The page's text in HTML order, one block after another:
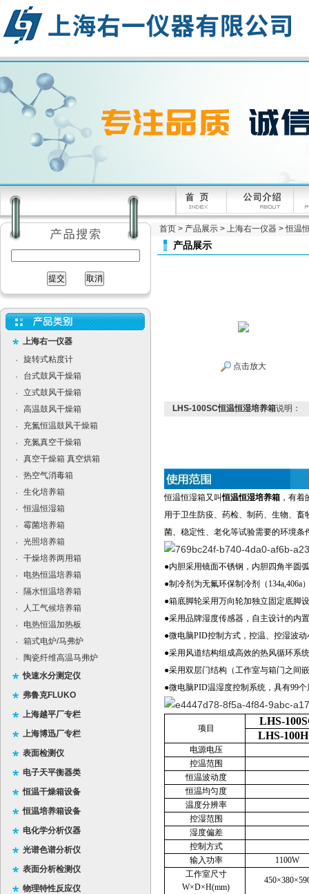
上海右一仪器
·
旋转式粘度计
·
台式鼓风干燥箱
·
立式鼓风干燥箱
·
高温鼓风干燥箱
·
充氮恒温鼓风干燥箱
·
充氮真空干燥箱
·
真空干燥箱 真空烘箱
·
热空气消毒箱
·
生化培养箱
·
恒温恒湿箱
·
霉菌培养箱
·
光照培养箱
·
干燥培养两用箱
·
电热恒温培养箱
·
隔水恒温培养箱
·
人工气候培养箱
·
电热恒温加热板
·
箱式电炉/马弗炉
·
陶瓷纤维高温马弗炉
快速水分测定仪
弗鲁克FLUKO
上海越平厂专栏
上海博迅厂专栏
表面检测仪
电子天平衡器类
恒温干燥箱设备
恒温培养箱设备
电化学分析仪器
光谱色谱分析仪
表面分析检测仪
物理特性反应仪
首页 > 产品展示 > 上海右一仪器 >恒温
产品展示
点击放大
LHS-100SC恒温恒湿培养箱说明：
恒温恒湿箱又叫恒温恒湿培养箱，有着
用于卫生防疫、药检、制药、生物、
菌、稳定性、老化等试验需要的环境条
●内胆采用镜面不锈钢，内胆四角半圆
●制冷剂为无氟环保制冷剂（
●箱底脚轮采用万向轮加独立固定底脚
●采用品牌湿度传感器，自主设计的内
●微电脑PID控制方式，控温、控湿波
●采用风道结构组成高效的热风循环系
●采用双层门结构（工作室与箱门之间
●微电脑PID温湿度控制系统，具有99
项目
LHS-
LHS-
电源电压
控温范围
恒温波动度
恒温均匀度
温度分辨率
控湿范围
湿度偏差
控制方式
输入功率
1100W
工作室尺寸
W×D×H(mm)